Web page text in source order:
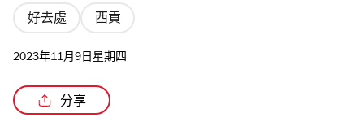
好去處 西貢
2023年11月9日星期四
分享